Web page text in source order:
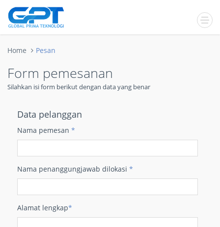
Home Pesan
Form pemesanan
Silahkan isi form berikut dengan data yang benar
Data pelanggan
Nama pemesan *
Nama penanggungjawab dilokasi *
Alamat lengkap*